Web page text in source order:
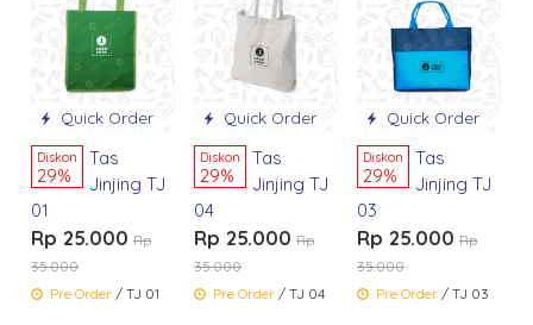
Quick Order
Diskon
29%
Tas
Jinjing TJ
01
Rp 25.000 Rp
35.000
Pre Order / TJ 01
Quick Order
Diskon
29%
Tas
Jinjing TJ
04
Rp 25.000 Rp
35.000
Pre Order / TJ 04
Quick Order
Diskon
29%
Tas
Jinjing TJ
03
Rp 25.000 Rp
35.000
Pre Order / TJ 03